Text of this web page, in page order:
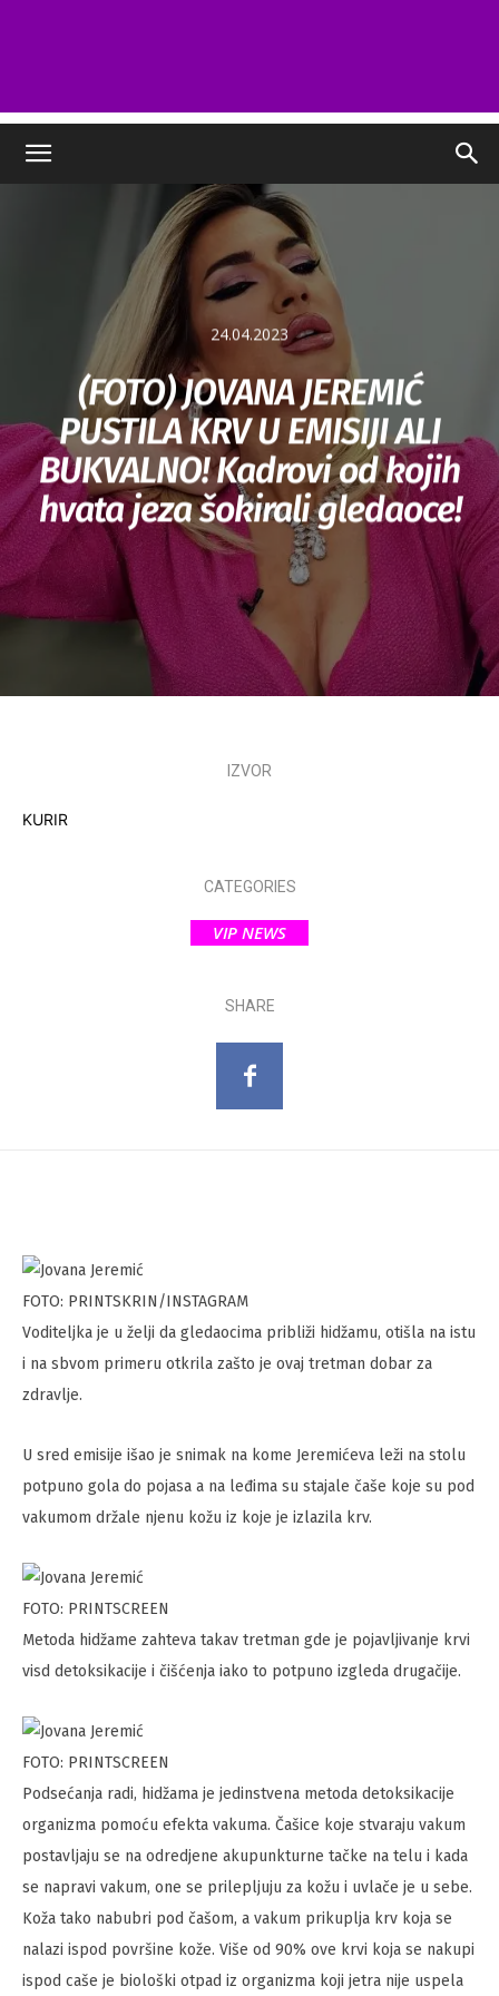
24.04.2023
(FOTO) JOVANA JEREMIĆ
PUSTILA KRV U EMISIJI ALI
BUKVALNO! Kadrovi od kojih
hvata jeza šokirali gledaoce!
IZVOR
KURIR
CATEGORIES
VIP NEWS
SHARE
FOTO: PRINTSKRIN/INSTAGRAM
Voditeljka je u želji da gledaocima približi hidžamu, otišla na istu
i na sbvom primeru otkrila zašto je ovaj tretman dobar za
zdravlje.
U sred emisije išao je snimak na kome Jeremićeva leži na stolu
potpuno gola do pojasa a na leđima su stajale čaše koje su pod
vakumom držale njenu kožu iz koje je izlazila krv.
FOTO: PRINTSCREEN
Metoda hidžame zahteva takav tretman gde je pojavljivanje krvi
visd detoksikacije i čišćenja iako to potpuno izgleda drugačije.
FOTO: PRINTSCREEN
Podsećanja radi, hidžama je jedinstvena metoda detoksikacije
organizma pomoću efekta vakuma. Čašice koje stvaraju vakum
postavljaju se na odredjene akupunkturne tačke na telu i kada
se napravi vakum, one se prilepljuju za kožu i uvlače je u sebe.
Koža tako nabubri pod čašom, a vakum prikuplja krv koja se
nalazi ispod površine kože. Više od 90% ove krvi koja se nakupi
ispod caše je biološki otpad iz organizma koji jetra nije uspela